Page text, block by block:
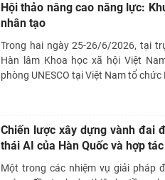
Hội thảo nâng cao năng lực:
nhân tạo
Trong hai ngày 25-26/6/2026, tại
Hàn lâm Khoa học xã hội Việt
phòng UNESCO tại Việt Nam tổ
Chiến lược xây dựng vành đai
thái AI của Hàn Quốc và hợp
Một trong các nhiệm vụ giải pháp